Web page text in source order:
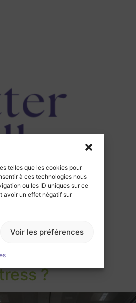
telles que les cookies pour
à ces technologies nous
ou les ID uniques sur ce
avoir un effet négatif sur
Voir les préférences
?